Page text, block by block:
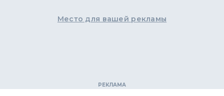
Место для вашей рекламы